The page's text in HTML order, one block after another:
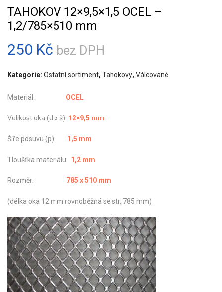
TAHOKOV 12×9,5×1,5 OCEL –
1,2/785×510 mm
250 Kč bez DPH
Kategorie: Ostatní sortiment, Tahokovy, Válcované
Materiál: OCEL
Velikost oka (d x š): 12×9,5 mm
Šíře posuvu (p): 1,5 mm
Tloušťka materiálu: 1,2 mm
Rozměr: 785 x 510 mm
(délka oka 12 mm rovnoběžná se str. 785 mm)